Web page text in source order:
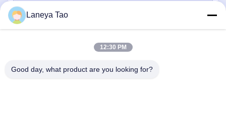
জমা দিন
Laneya Tao
12:30 PM
Good day, what product are you looking for?